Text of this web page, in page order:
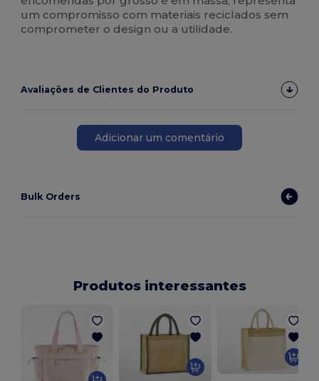
um compromisso com materiais reciclados sem
comprometer o design ou a utilidade.
Avaliações de Clientes do Produto
Adicionar um comentário
Bulk Orders
Produtos interessantes